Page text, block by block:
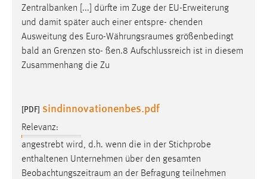
Zentralbanken [...] dürfte im Zuge der EU-Erweiterung
und damit später auch einer entspre- chenden
Ausweitung des Euro-Währungsraumes größenbedingt
bald an Grenzen sto- ßen.8 Aufschlussreich ist in diesem
Zusammenhang die Zu
[PDF] sindinnovationenbes.pdf
Relevanz:
angestrebt wird, d.h. wenn die in der Stichprobe
enthaltenen Unternehmen über den gesamten
Beobachtungszeitraum an der Befragung teilnehmen
Cookie Laufzeit:
MibewSessionID, mibew-chat-frame-style-
5e9dbeb1811c0446 = Sitzungslaufzeit, mibew_locale = 3
Jahre, MIBEW_UserID = 1 Jahr
Name:
Zweck:
Dieser Cookie ist notwendig um sich an der Website
einloggen zu können.